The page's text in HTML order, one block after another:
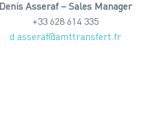
Denis Asseraf – Sales Manager
+33 628 614 335
d.asseraf@amttransfert.fr